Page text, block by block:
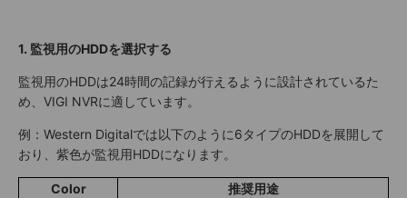
1. 監視用のHDDを選択する
監視用のHDDは24時間の記録が行えるように設計されているた
め、VIGI NVRに適しています。
例：Western Digitalでは以下のように6タイプのHDDを展開して
おり、紫色が監視用HDDになります。
Color 推奨用途